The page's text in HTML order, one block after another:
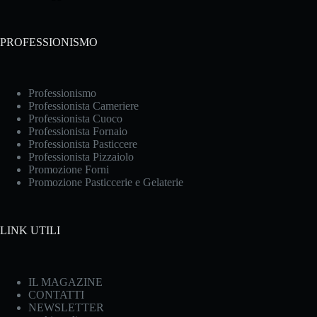
PROFESSIONISMO
Professionismo
Professionista Cameriere
Professionista Cuoco
Professionista Fornaio
Professionista Pasticcere
Professionista Pizzaiolo
Promozione Forni
Promozione Pasticcerie e Gelaterie
LINK UTILI
IL MAGAZINE
CONTATTI
NEWSLETTER